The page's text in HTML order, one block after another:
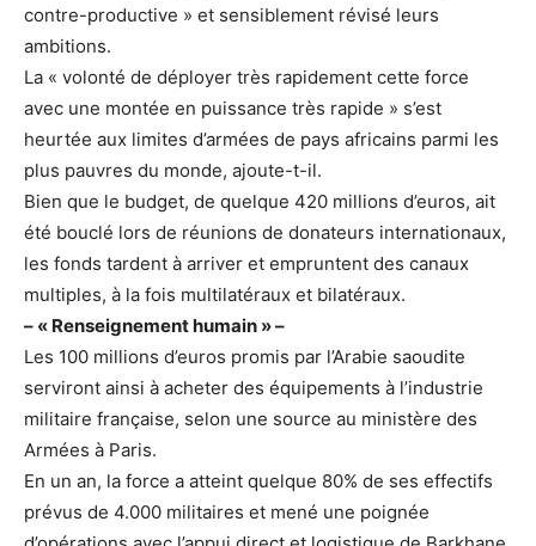
contre-productive » et sensiblement révisé leurs
ambitions.
La « volonté de déployer très rapidement cette force
avec une montée en puissance très rapide » s’est
heurtée aux limites d’armées de pays africains parmi les
plus pauvres du monde, ajoute-t-il.
Bien que le budget, de quelque 420 millions d’euros, ait
été bouclé lors de réunions de donateurs internationaux,
les fonds tardent à arriver et empruntent des canaux
multiples, à la fois multilatéraux et bilatéraux.
– « Renseignement humain » –
Les 100 millions d’euros promis par l’Arabie saoudite
serviront ainsi à acheter des équipements à l’industrie
militaire française, selon une source au ministère des
Armées à Paris.
En un an, la force a atteint quelque 80% de ses effectifs
prévus de 4.000 militaires et mené une poignée